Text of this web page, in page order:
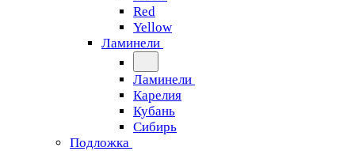
Red
Yellow
Ламинели
Ламинели
Карелия
Кубань
Сибирь
Подложка